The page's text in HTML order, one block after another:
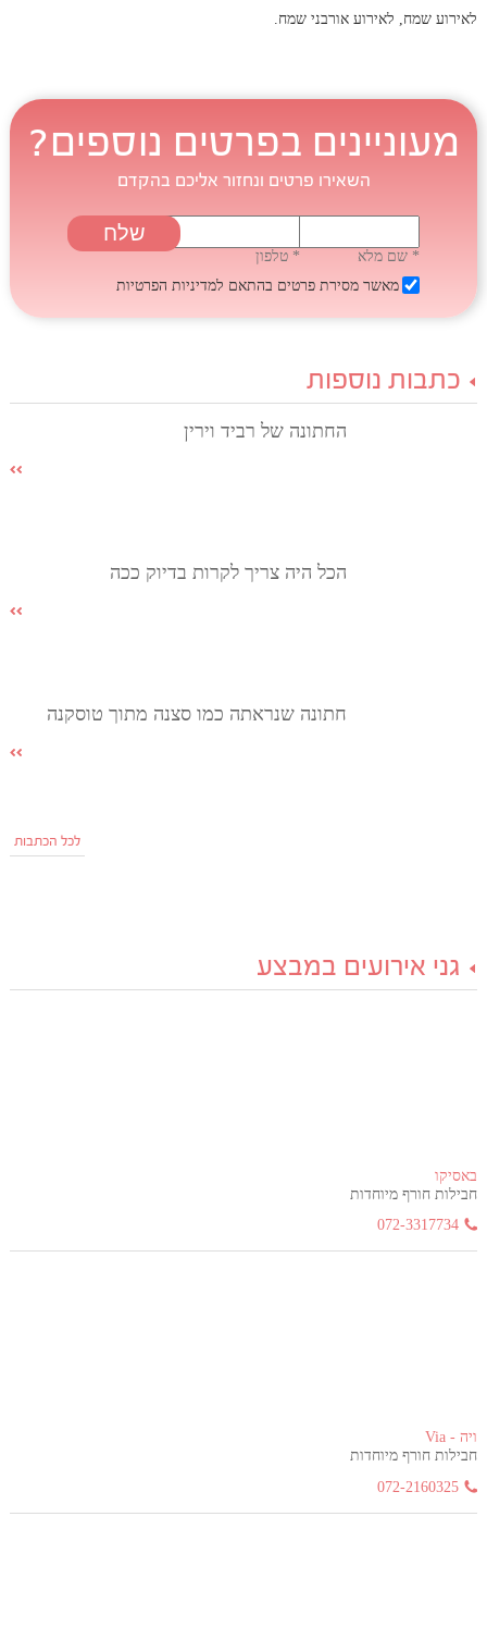
לאירוע שמח, לאירוע אורבני שמח.
מעוניינים בפרטים נוספים?
השאירו פרטים ונחזור אליכם בהקדם
* שם מלא
* טלפון
מאשר מסירת פרטים בהתאם למדיניות הפרטיות
כתבות נוספות
החתונה של רביד וירין
הכל היה צריך לקרות בדיוק ככה
חתונה שנראתה כמו סצנה מתוך טוסקנה
לכל הכתבות
גני אירועים במבצע
באסיקו
חבילות חורף מיוחדות
072-3317734
ויה - Via
חבילות חורף מיוחדות
072-2160325